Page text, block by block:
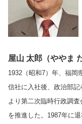
屋山 太郎（ややま
1932（昭和7）年、福岡
信社に入社後、政治部
より第二次臨時行政調
を推進した。1987年に